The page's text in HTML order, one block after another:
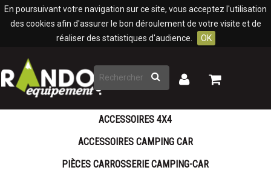
En poursuivant votre navigation sur ce site, vous acceptez l'utilisation
des cookies afin d'assurer le bon déroulement de votre visite et de
réaliser des statistiques d'audience.
OK
Rechercher
Mon
Mon
ACCESSOIRES 4X4
ACCESSOIRES CAMPING CAR
PIÈCES CARROSSERIE CAMPING-CAR
Panneau de gestion des cookies